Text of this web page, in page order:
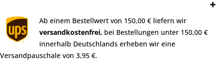
Ab einem Bestellwert von 150,00 € liefern wir
versandkostenfrei, bei Bestellungen unter 150,00 €
innerhalb Deutschlands erheben wir eine
Versandpauschale von 3,95 €.